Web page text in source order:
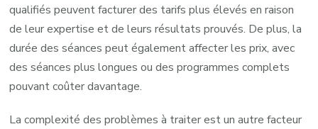
qualifiés peuvent facturer des tarifs plus élevés en raison
de leur expertise et de leurs résultats prouvés. De plus, la
durée des séances peut également affecter les prix, avec
des séances plus longues ou des programmes complets
pouvant coûter davantage.
La complexité des problèmes à traiter est un autre facteur